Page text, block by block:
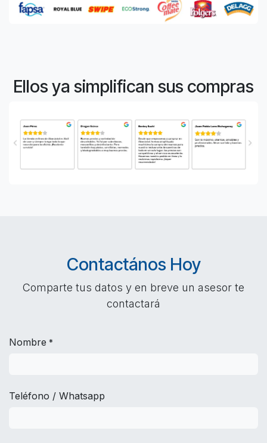
Ellos ya simplifican sus compras
Contactános Hoy
Comparte tus datos y en breve un asesor te
contactará
Nombre *
Teléfono / Whatsapp